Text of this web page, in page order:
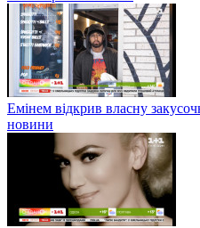
Емінем відкрив власну
новини